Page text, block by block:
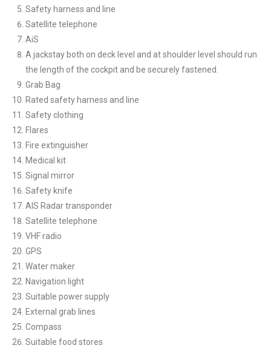
Safety harness and line
Satellite telephone
AiS
A jackstay both on deck level and at shoulder level should run
the length of the cockpit and be securely fastened.
Grab Bag
Rated safety harness and line
Safety clothing
Flares
Fire extinguisher
Medical kit
Signal mirror
Safety knife
AIS Radar transponder
Satellite telephone
VHF radio
GPS
Water maker
Navigation light
Suitable power supply
External grab lines
Compass
Suitable food stores